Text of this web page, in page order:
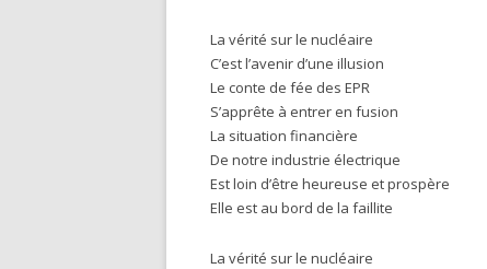
La vérité sur le nucléaire
C’est l’avenir d’une illusion
Le conte de fée des EPR
S’apprête à entrer en fusion
La situation financière
De notre industrie électrique
Est loin d’être heureuse et prospère
Elle est au bord de la faillite
La vérité sur le nucléaire